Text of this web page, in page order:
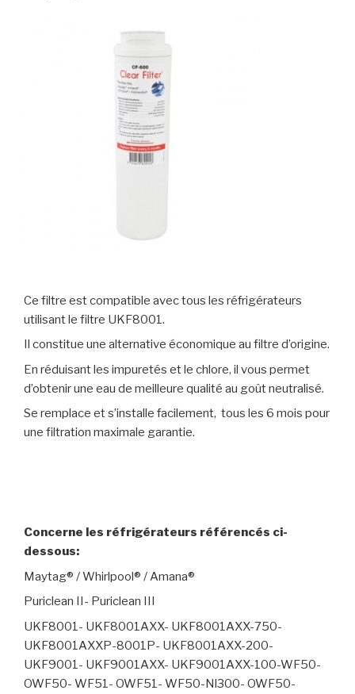
Ce filtre est compatible avec tous les réfrigérateurs
utilisant le filtre UKF8001.
Il constitue une alternative économique au filtre d’origine.
En réduisant les impuretés et le chlore, il vous permet
d’obtenir une eau de meilleure qualité au goût neutralisé.
Se remplace et s’installe facilement, tous les 6 mois pour
une filtration maximale garantie.
Concerne les réfrigérateurs référencés ci-
dessous:
Maytag® / Whirlpool® / Amana®
Puriclean II- Puriclean III
UKF8001- UKF8001AXX- UKF8001AXX-750-
UKF8001AXXP-8001P- UKF8001AXX-200-
UKF9001- UKF9001AXX- UKF9001AXX-100-WF50-
OWF50- WF51- OWF51- WF50-Nl300- OWF50-